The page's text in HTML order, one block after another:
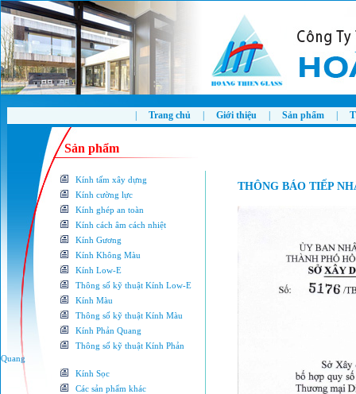
Trang chủ| Giới thiệu| Sản phẩm|
Sản phẩm
Kính tấm xây dựng
Kính cường lực
Kính ghép an toàn
Kính cách âm cách nhiệt
Kính Gương
Kính Không Màu
Kính Low-E
Thông số kỹ thuật Kính Low-E
Kính Màu
Thông số kỹ thuật Kính Màu
Kính Phản Quang
Thông số kỹ thuật Kính Phản
Quang
Kính Sọc
Các sản phẩm khác
THÔNG BÁO TIẾP